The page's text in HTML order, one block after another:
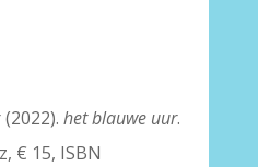
het blauwe uur.
€ 15, ISBN